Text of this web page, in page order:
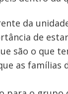
da
de
são o que
as